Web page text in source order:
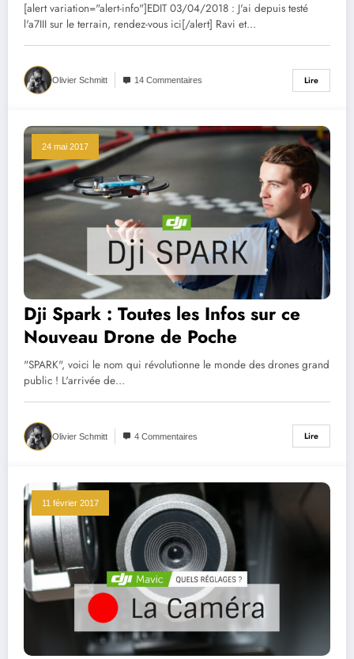
[alert variation="alert-info"]EDIT 03/04/2018 : J'ai depuis testé
l'a7III sur le terrain, rendez-vous ici[/alert] Ravi et…
Olivier Schmitt 14 Commentaires Lire
24 mai 2017
Dji Spark : Toutes les Infos sur ce
Nouveau Drone de Poche
"SPARK", voici le nom qui révolutionne le monde des drones grand
public ! L'arrivée de…
Olivier Schmitt 4 Commentaires Lire
11 février 2017